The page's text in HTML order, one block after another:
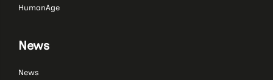
HumanAge
News
News